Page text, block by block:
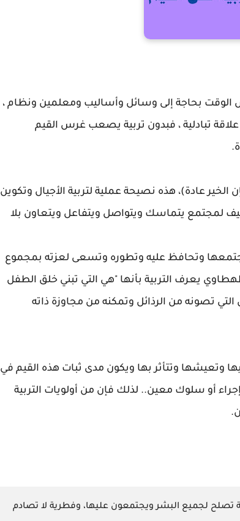
الوقت بحاجة إلى وسائل وأساليب ومعلمين ونظام ،
علاقة تبادلية ، فبدون تربية يصعب غرس القيم
عادة)، هذه نصيحة عملية لتربية الأجيال وتكوين
لمجتمع يتماسك ويتواصل ويتفاعل ويتعاون بلا
وتحافظ عليه وتطوره وتسعى لعزته بمجموع
يعرف التربية بأنها "هي التي تبني خلق الطفل
تصونه من الرذائل وتمكنه من مجاوزة ذاته
وتعيشها وتتأثر بها ويكون مدى ثبات هذه القيم في
أو سلوك معين.. لذلك فإن من أولويات التربية
تصلح لجميع البشر ويجتمعون عليها، وفطرية لا تصادم